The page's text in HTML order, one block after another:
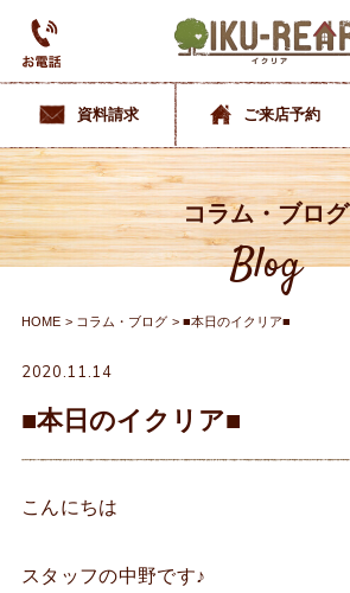
資料請求 ご来店予約
コラム・ブログ
Blog
HOME コラム・ブログ ■本日のイクリア■
2020.11.14
■本日のイクリア■
こんにちは
スタッフの中野です♪